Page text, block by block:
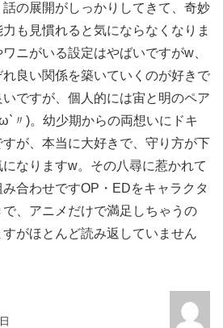
の展開がしっかりしてきて、奇妙
も見慣れると気にならなくなりま
ニがいる設定はやばいですがw、
良い関係を築いていくのが好きで
ですが、個人的には宙と明のペア
〃)。幼少期からの両想いにドキ
すが、本当に大好きで、守り方が下
なりますw。その八尋に惹かれて
合わせですOP・EDをキャラクタ
、アニメだけで満足しちゃうの
がほとんど読み返していません